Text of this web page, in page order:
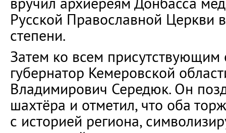
Русской Православной Церкви
степени.
Затем ко всем присутствующим
губернатор Кемеровской
Владимирович Середюк. Он
шахтёра и отметил, что оба
с историей региона,